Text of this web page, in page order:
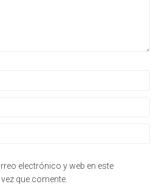
electrónico y web en este
que comente.